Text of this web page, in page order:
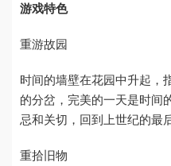
游戏特色
重游故园
时间的墙壁在花园中升起，
的分岔，完美的一天是时间
忌和关切，回到上世纪的最
重拾旧物